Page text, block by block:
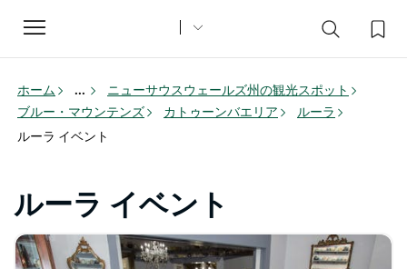
Toggle
navigation
ホーム ...
ニューサウスウェールズ州の観光スポット
ブルー・マウンテンズ
カトゥーンバエリア
ルーラ
ルーラ イベント
ルーラ イベント